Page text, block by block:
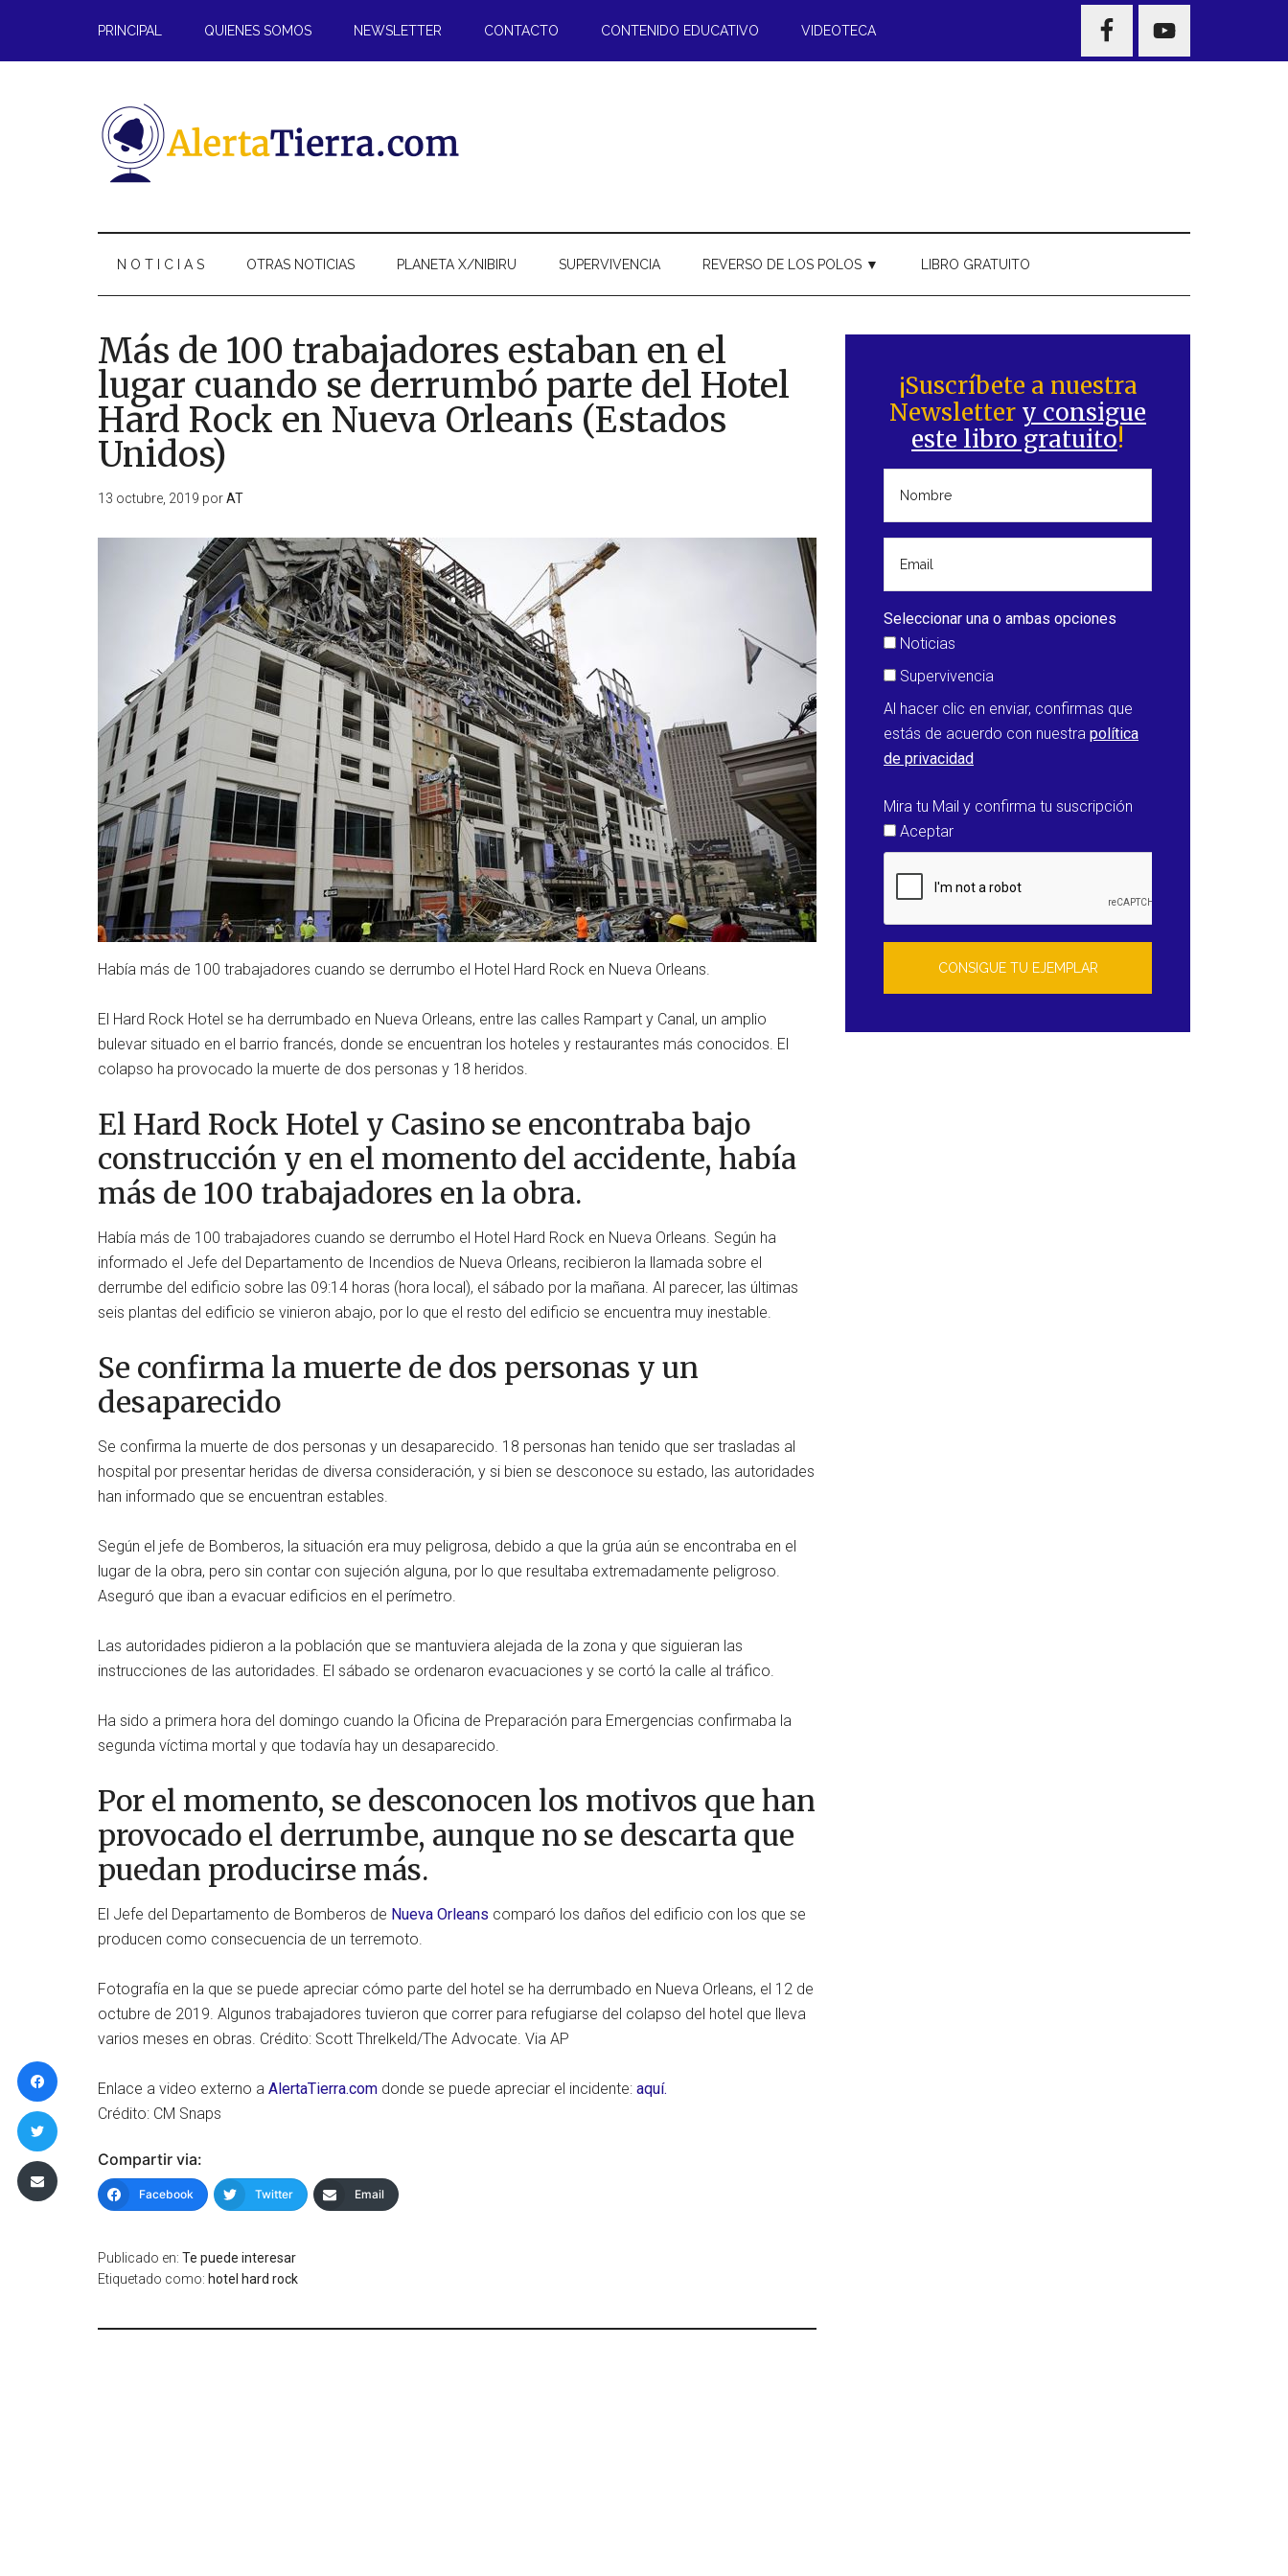
contenido
secondary
la
pie
PRINCIPAL QUIENES SOMOS NEWSLETTER CONTACTO CONTENIDO EDUCATIVO VIDEOTECA
NAV
WIDGET
N O T I C I A S OTRAS NOTICIAS PLANETA X/NIBIRU SUPERVIVENCIA REVERSO DE LOS POLOS ▼ LIBRO GRATUITO
Más de 100 trabajadores estaban en el
lugar cuando se derrumbó parte del Hotel
Hard Rock en Nueva Orleans (Estados
Unidos)
13 octubre, 2019 porAT
Había más de 100 trabajadores cuando se derrumbo el Hotel Hard Rock en Nueva Orleans.
El Hard Rock Hotel se ha derrumbado en Nueva Orleans, entre las calles Rampart y Canal, un amplio
bulevar situado en el barrio francés, donde se encuentran los hoteles y restaurantes más conocidos. El
colapso ha provocado la muerte de dos personas y 18 heridos.
El Hard Rock Hotel y Casino se encontraba bajo
construcción y en el momento del accidente, había
más de 100 trabajadores en la obra.
Había más de 100 trabajadores cuando se derrumbo el Hotel Hard Rock en Nueva Orleans. Según ha
informado el Jefe del Departamento de Incendios de Nueva Orleans, recibieron la llamada sobre el
derrumbe del edificio sobre las 09:14 horas (hora local), el sábado por la mañana. Al parecer, las últimas
seis plantas del edificio se vinieron abajo, por lo que el resto del edificio se encuentra muy inestable.
Se confirma la muerte de dos personas y un
desaparecido
Se confirma la muerte de dos personas y un desaparecido. 18 personas han tenido que ser trasladas al
hospital por presentar heridas de diversa consideración, y si bien se desconoce su estado, las autoridades
han informado que se encuentran estables.
Según el jefe de Bomberos, la situación era muy peligrosa, debido a que la grúa aún se encontraba en el
lugar de la obra, pero sin contar con sujeción alguna, por lo que resultaba extremadamente peligroso.
Aseguró que iban a evacuar edificios en el perímetro.
Las autoridades pidieron a la población que se mantuviera alejada de la zona y que siguieran las
instrucciones de las autoridades. El sábado se ordenaron evacuaciones y se cortó la calle al tráfico.
Ha sido a primera hora del domingo cuando la Oficina de Preparación para Emergencias confirmaba la
segunda víctima mortal y que todavía hay un desaparecido.
Por el momento, se desconocen los motivos que han
provocado el derrumbe, aunque no se descarta que
puedan producirse más.
El Jefe del Departamento de Bomberos de Nueva Orleans comparó los daños del edificio con los que se
producen como consecuencia de un terremoto.
Fotografía en la que se puede apreciar cómo parte del hotel se ha derrumbado en Nueva Orleans, el 12 de
octubre de 2019. Algunos trabajadores tuvieron que correr para refugiarse del colapso del hotel que lleva
varios meses en obras. Crédito: Scott Threlkeld/The Advocate. Via AP
Enlace a video externo a AlertaTierra.com donde se puede apreciar el incidente: aquí.
Crédito: CM Snaps
Compartir via:
Facebook Twitter Email
Publicado en: Te puede interesar
Etiquetado como: hotel hard rock
lateral
principal
¡Suscríbete a nuestra
Newsletter y consigue
este libro gratuito!
Seleccionar una o ambas opciones
Noticias
Supervivencia
Al hacer clic en enviar, confirmas que
estás de acuerdo con nuestra política
de privacidad
Mira tu Mail y confirma tu suscripción
Aceptar